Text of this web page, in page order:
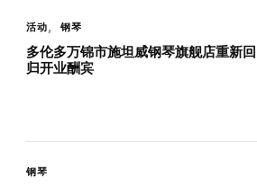
活动 钢琴
多伦多万锦市施坦威钢琴旗舰店重新回
归开业酬宾
钢琴